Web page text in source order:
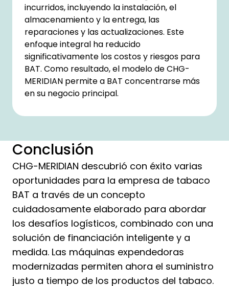
incurridos, incluyendo la instalación, el
almacenamiento y la entrega, las
reparaciones y las actualizaciones. Este
enfoque integral ha reducido
significativamente los costos y riesgos para
BAT. Como resultado, el modelo de CHG-
MERIDIAN permite a BAT concentrarse más
en su negocio principal.
Conclusión
CHG-MERIDIAN descubrió con éxito varias
oportunidades para la empresa de tabaco
BAT a través de un concepto
cuidadosamente elaborado para abordar
los desafíos logísticos, combinado con una
solución de financiación inteligente y a
medida. Las máquinas expendedoras
modernizadas permiten ahora el suministro
justo a tiempo de los productos del tabaco.